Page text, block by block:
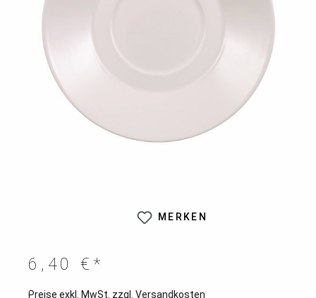
MERKEN
6,40 €*
Preise exkl. MwSt. zzgl. Versandkosten